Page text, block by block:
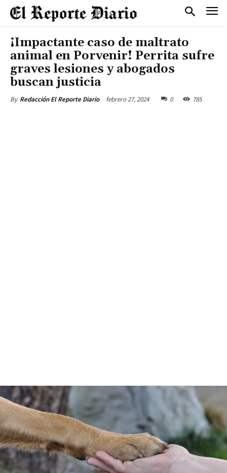
¡Impactante caso de maltrato
animal en Porvenir! Perrita sufre
graves lesiones y abogados
buscan justicia
By Redacción El Reporte Diario febrero 27, 2024 0 785